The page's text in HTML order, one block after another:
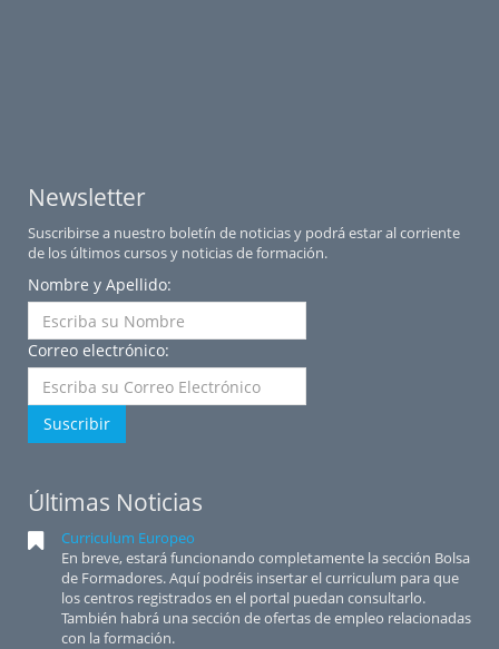
Newsletter
Suscribirse a nuestro boletín de noticias y podrá estar al corriente
de los últimos cursos y noticias de formación.
Nombre y Apellido:
Correo electrónico:
Suscribir
Últimas Noticias
Curriculum Europeo
En breve, estará funcionando completamente la sección Bolsa
de Formadores. Aquí podréis insertar el curriculum para que
los centros registrados en el portal puedan consultarlo.
También habrá una sección de ofertas de empleo relacionadas
con la formación.